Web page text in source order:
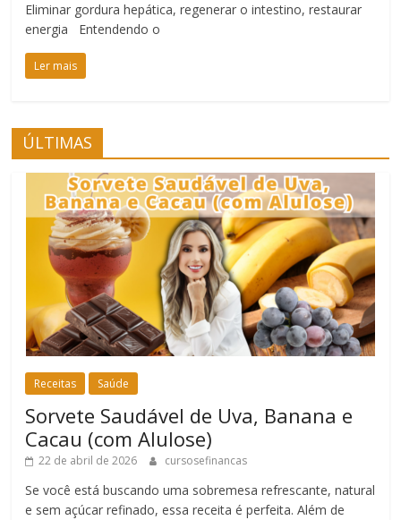
Eliminar gordura hepática, regenerar o intestino, restaurar
energia Entendendo o
Ler mais
ÚLTIMAS
Receitas Saúde
Sorvete Saudável de Uva, Banana e
Cacau (com Alulose)
22 de abril de 2026 cursosefinancas
Se você está buscando uma sobremesa refrescante, natural
e sem açúcar refinado, essa receita é perfeita. Além de